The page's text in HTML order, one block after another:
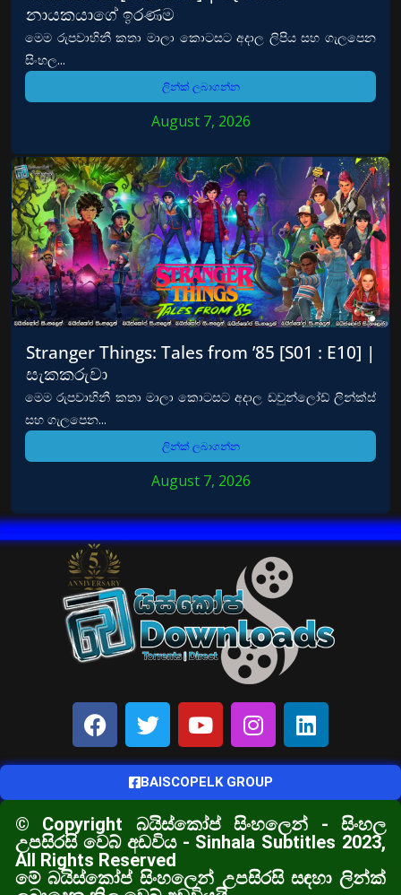
නායකයාගේ ඉරණම
මෙම රුපවාහිනී කතා මාලා කොටසට අදාල ලිපිය සහ ගැලපෙන
සිංහල...
ලින්ක් ලබාගන්න
August 7, 2026
Stranger Things: Tales from ’85 [S01 : E10] |
සැකකරුවා
මෙම රුපවාහිනී කතා මාලා කොටසට අදාල ඩවුන්ලෝඩ් ලින්ක්ස්
සහ ගැලපෙන...
ලින්ක් ලබාගන්න
August 7, 2026
BAISCOPELK GROUP
© Copyright බයිස්කෝප් සිංහලෙන් - සිංහල
උපසිරසි වෙබ් අඩවිය - Sinhala Subtitles 2023,
All Rights Reserved
මේ බයිස්කෝප් සිංහලෙන් උපසිරසි සඳහා ලින්ක්